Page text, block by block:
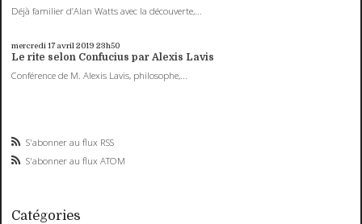
Déjà familier d’Alan Watts avec la découverte,...
mercredi 17 avril 2019 23h50
Le rite selon Confucius par Alexis Lavis
Conférence de M. Alexis Lavis, philosophe,...
S'abonner au flux RSS
S'abonner au flux ATOM
Catégories